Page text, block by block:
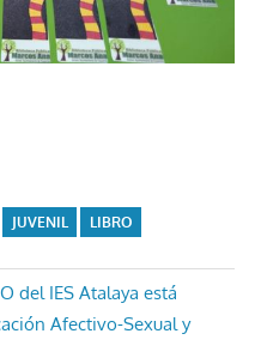
JUVENIL LIBRO
del IES Atalaya está
Afectivo-Sexual y